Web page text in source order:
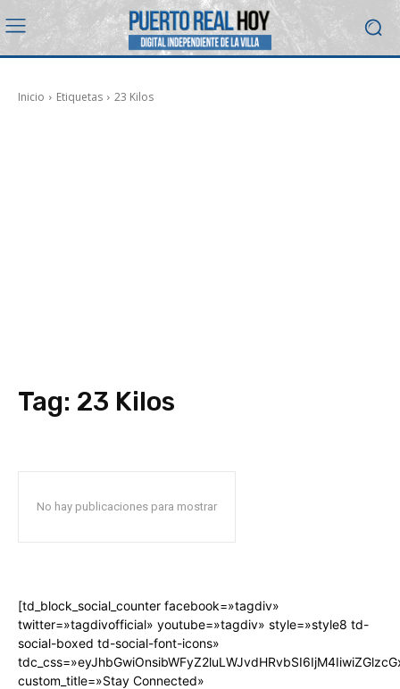
Inicio Etiquetas 23 Kilos
Tag: 23 Kilos
No hay publicaciones para mostrar
[td_block_social_counter facebook=»tagdiv»
twitter=»tagdivofficial» youtube=»tagdiv» style=»style8 td-
social-boxed td-social-font-icons»
custom_title=»Stay Connected»